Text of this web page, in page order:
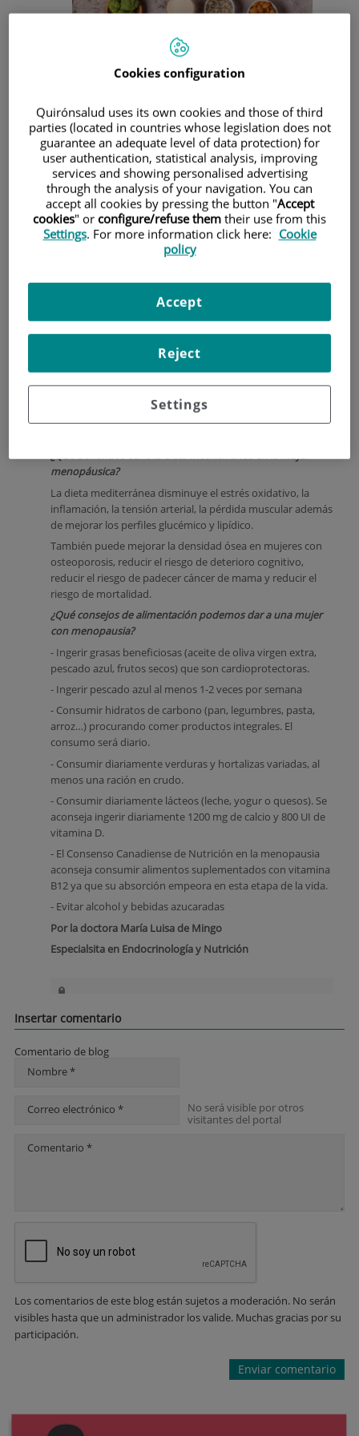
¿Qué es la menopausia?
Hablamos de menopausia cuando la mujer está en
amenorrea (falta de periodo menstrual) durante al menos 1
año que supone la pérdida de la función ovárica y, por
tanto, de los estrógenos.
¿Qué efectos tiene la menopausia en nuestro organismo?
pérdida de la masa ósea, cambios en la composición
corporal (se incrementa la masa grasa y disminuye la masa
magra provocando debilidad muscular) y el aumento de
riesgo cardiovascular, entre otras cosas. Además, hay un
impacto psicológico (ansiedad, depresión…) que pueden
generar cambios en los hábitos de alimentación y actividad
física favoreciendo la ganancia ponderal.
Para conseguir que el impacto sobre la masa ósea, la masa
¿Qué beneficios tiene la dieta mediterránea en la mujer
menopáusica?
La dieta mediterránea disminuye el estrés oxidativo, la
inflamación, la tensión arterial, la pérdida muscular además
de mejorar los perfiles glucémico y lipídico.
También puede mejorar la densidad ósea en mujeres con
osteoporosis, reducir el riesgo de deterioro cognitivo,
reducir el riesgo de padecer cáncer de mama y reducir el
riesgo de mortalidad.
¿Qué consejos de alimentación podemos dar a una mujer
con menopausia?
- Ingerir grasas beneficiosas (aceite de oliva virgen extra,
pescado azul, frutos secos) que son cardioprotectoras.
- Ingerir pescado azul al menos 1-2 veces por semana
- Consumir hidratos de carbono (pan, legumbres, pasta,
arroz…) procurando comer productos integrales. El
consumo será diario.
- Consumir diariamente verduras y hortalizas variadas, al
menos una ración en crudo.
- Consumir diariamente lácteos (leche, yogur o quesos). Se
aconseja ingerir diariamente 1200 mg de calcio y 800 UI de
vitamina D.
- El Consenso Canadiense de Nutrición en la menopausia
aconseja consumir alimentos suplementados con vitamina
B12 ya que su absorción empeora en esta etapa de la vida.
- Evitar alcohol y bebidas azucaradas
Por la doctora María Luisa de Mingo
Especialsita en Endocrinología y Nutrición
Insertar comentario
Comentario de blog
Nombre *
Correo electrónico *
No será visible por otros
visitantes del portal
Comentario *
Los comentarios de este blog están sujetos a moderación. No serán
visibles hasta que un administrador los valide. Muchas gracias por su
participación.
Cookies configuration
Quirónsalud uses its own cookies and those of third
parties (located in countries whose legislation does not
guarantee an adequate level of data protection) for
user authentication, statistical analysis, improving
services and showing personalised advertising
through the analysis of your navigation. You can
accept all cookies by pressing the button "Accept
cookies" or configure/refuse them their use from this
Settings. For more information click here: Cookie
policy
Settings
Reject
Accept